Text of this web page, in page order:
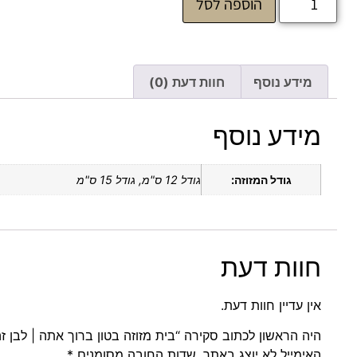
מידע נוסף חוות דעת (0)
מידע נוסף
גודל המזוזה: גודל 12 ס"מ, גודל 15 ס"מ
חוות דעת
אין עדיין חוות דעת.
היה הראשון לכתוב סקירה “בית מזוזה בטון ברוך אתה | לבן